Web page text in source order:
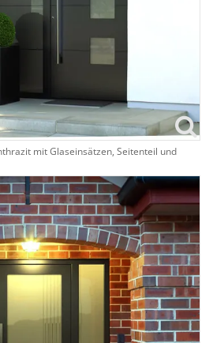
mit Glaseinsätzen, Seitenteil und